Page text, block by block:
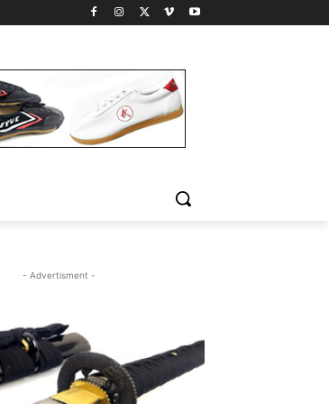
- Advertisment -